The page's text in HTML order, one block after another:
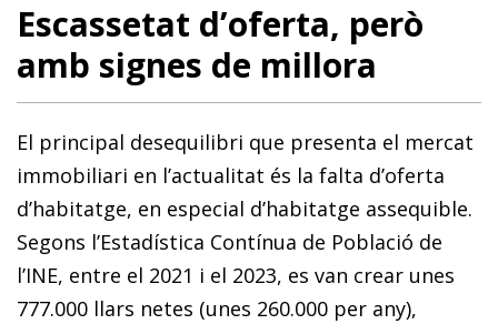
Escassetat d’oferta, però
amb signes de millora
El principal desequilibri que presenta el mercat
immobiliari en l’actualitat és la falta d’oferta
d’habitatge, en especial d’habitatge assequible.
Segons l’Estadística Contínua de Població de
l’INE, entre el 2021 i el 2023, es van crear unes
777.000 llars netes (unes 260.000 per any),